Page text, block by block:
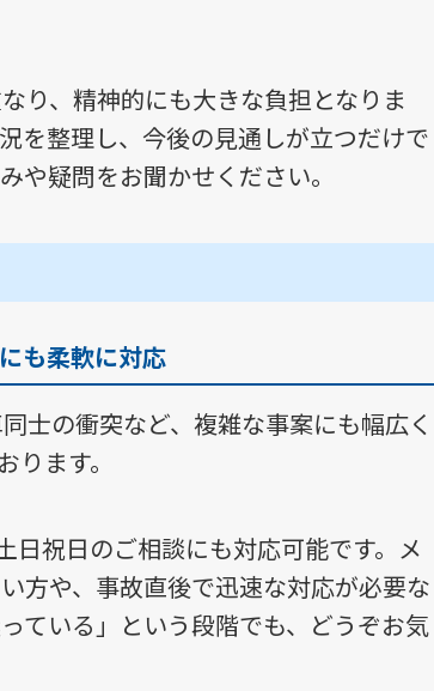
り、精神的にも大きな負担となりま
を整理し、今後の見通しが立つだけで
や疑問をお聞かせください。
も柔軟に対応
士の衝突など、複雑な事案にも幅広く
ます。
祝日のご相談にも対応可能です。メ
方や、事故直後で迅速な対応が必要な
ている」という段階でも、どうぞお気